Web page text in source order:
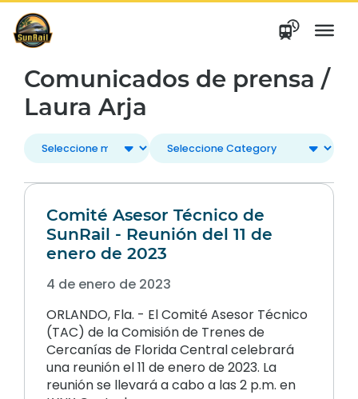
saltar
contenido
Comunicados de prensa /
Laura Arja
Comité Asesor Técnico de
SunRail - Reunión del 11 de
enero de 2023
4 de enero de 2023
ORLANDO, Fla. - El Comité Asesor Técnico
(TAC) de la Comisión de Trenes de
Cercanías de Florida Central celebrará
una reunión el 11 de enero de 2023. La
reunión se llevará a cabo a las 2 p.m. en